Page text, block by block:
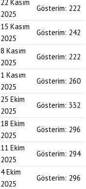
22 Kasım
2025
Gösterim: 222
15 Kasım
2025
Gösterim: 242
8 Kasım
2025
Gösterim: 222
1 Kasım
2025
Gösterim: 260
25 Ekim
2025
Gösterim: 332
18 Ekim
2025
Gösterim: 296
11 Ekim
2025
Gösterim: 294
4 Ekim
2025
Gösterim: 296